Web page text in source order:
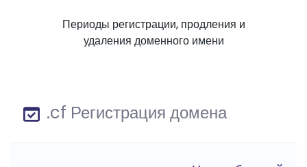
Периоды регистрации, продления и
удаления доменного имени
.cf Регистрация домена